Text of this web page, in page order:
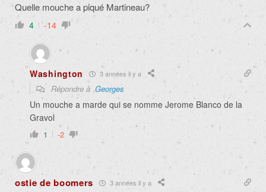
Quelle mouche a piqué Martineau?
4 -14
Washington 3 années il y a
Répondre àGeorges
Un mouche a marde qui se nomme Jerome Blanco de la
Gravol
1 -2
ostie de boomers 3 années il y a